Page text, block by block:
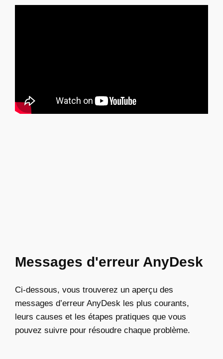
Messages d'erreur AnyDesk
Ci-dessous, vous trouverez un aperçu des
messages d’erreur AnyDesk les plus courants,
leurs causes et les étapes pratiques que vous
pouvez suivre pour résoudre chaque problème.